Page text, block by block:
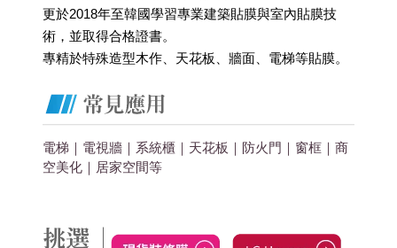
更於2018年至韓國學習專業建築貼膜與室內貼膜技
術，並取得合格證書。
專精於特殊造型木作、天花板、牆面、電梯等貼膜。
電梯｜電視牆｜系統櫃｜天花板｜防火門｜窗框｜商
空美化 ｜居家空間等